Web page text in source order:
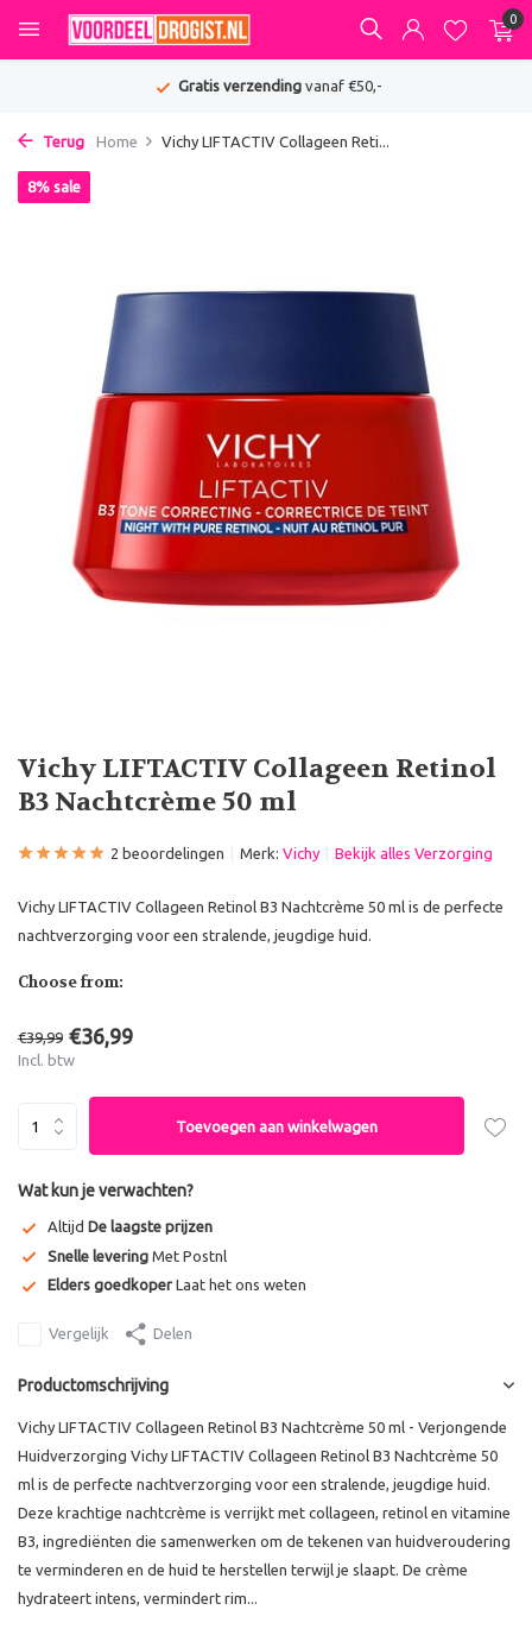
0
Gratis verzendingvanaf €50,-
Terug Home Vichy LIFTACTIV Collageen Reti...
Vichy LIFTACTIV Collageen Retinol
B3 Nachtcrème 50 ml
8% sale
2 beoordelingen Merk: Vichy Bekijk alles Verzorging
Vichy LIFTACTIV Collageen Retinol B3 Nachtcrème 50 ml is de perfecte
nachtverzorging voor een stralende, jeugdige huid.
Choose from:
€39,99 €36,99
Incl. btw
Toevoegen aan winkelwagen
Wat kun je verwachten?
Altijd De laagste prijzen
Snelle levering Met Postnl
Elders goedkoper Laat het ons weten
Vergelijk Delen
Productomschrijving
Vichy LIFTACTIV Collageen Retinol B3 Nachtcrème 50 ml - Verjongende
Huidverzorging Vichy LIFTACTIV Collageen Retinol B3 Nachtcrème 50
ml is de perfecte nachtverzorging voor een stralende, jeugdige huid.
Deze krachtige nachtcrème is verrijkt met collageen, retinol en vitamine
B3, ingrediënten die samenwerken om de tekenen van huidveroudering
te verminderen en de huid te herstellen terwijl je slaapt. De crème
hydrateert intens, vermindert rim...